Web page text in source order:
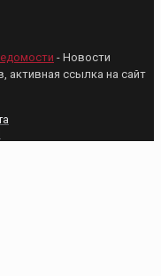
- Новости
активная ссылка на сайт